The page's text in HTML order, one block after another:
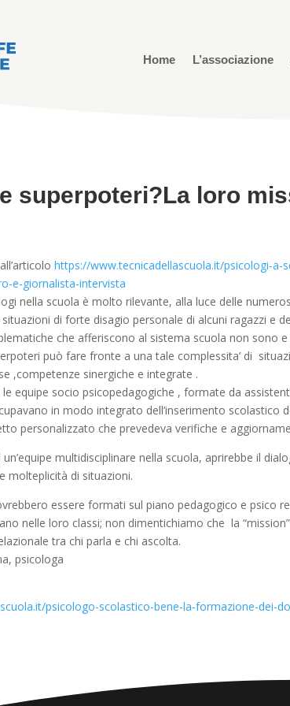
Home L’associazione
superpoteri?La loro
https://www.tecnicadellascuola.it/psicologi-
e-giornalista-intervista
nella scuola è molto rilevante, alla luce delle
situazioni di forte disagio personale di alcuni ragazzi e
che afferiscono al sistema scuola non sono
può fare fronte a una tale complessita’ di
,competenze sinergiche e integrate .
equipe socio psicopedagogiche , formate da
in modo integrato dell’inserimento
personalizzato che prevedeva verifiche e
un’equipe multidisciplinare nella scuola, aprirebbe il
molteplicità di situazioni.
essere formati sul piano pedagogico e
nelle loro classi; non dimentichiamo che la
tra chi parla e chi ascolta.
psicologa
psicologo-scolastico-bene-la-formazione-dei-